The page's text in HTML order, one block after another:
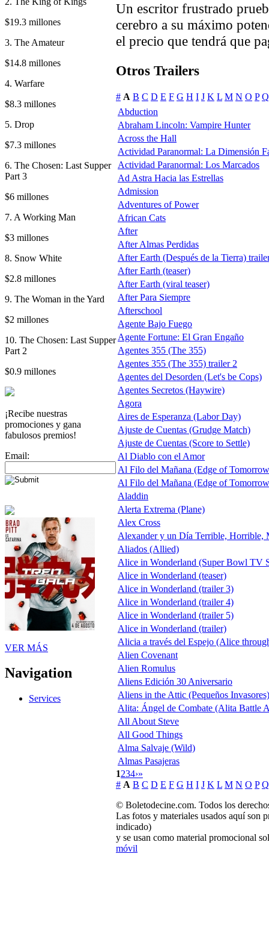
$19.3 millones
3. The Amateur
$14.8 millones
4. Warfare
$8.3 millones
5. Drop
$7.3 millones
6. The Chosen: Last Supper
Part 3
$6 millones
7. A Working Man
$3 millones
8. Snow White
$2.8 millones
9. The Woman in the Yard
$2 millones
10. The Chosen: Last Supper
Part 2
$0.9 millones
¡Recibe nuestras
promociones y gana
fabulosos premios!
Email:
VER MÁS
Navigation
Services
Un escritor frustrado
cerebro a su máximo
el precio que tendrá que
Otros Trailers
# A B C D E F G H I J K L M N O P Q
Abduction
Abraham Lincoln: Vampire Hunter
Across the Hall
Actividad Paranormal: La Dimensión
Actividad Paranormal: Los Marcados
Ad Astra Hacia las Estrellas
Admission
Adventures of Power
African Cats
After
After Almas Perdidas
After Earth (Después de la Tierra)
After Earth (teaser)
After Earth (viral teaser)
After Para Siempre
Afterschool
Agente Bajo Fuego
Agente Fortune: El Gran Engaño
Agentes 355 (The 355)
Agentes 355 (The 355) trailer 2
Agentes del Desorden (Let's be Cops)
Agentes Secretos (Haywire)
Agora
Aires de Esperanza (Labor Day)
Ajuste de Cuentas (Grudge Match)
Ajuste de Cuentas (Score to Settle)
Al Diablo con el Amor
Al Filo del Mañana (Edge of
Al Filo del Mañana (Edge of
Aladdin
Alerta Extrema (Plane)
Alex Cross
Alexander y un Día Terrible, Horrible,
Aliados (Allied)
Alice in Wonderland (Super Bowl TV
Alice in Wonderland (teaser)
Alice in Wonderland (trailer 3)
Alice in Wonderland (trailer 4)
Alice in Wonderland (trailer 5)
Alice in Wonderland (trailer)
Alicia a través del Espejo (Alice
Alien Covenant
Alien Romulus
Aliens Edición 30 Aniversario
Aliens in the Attic (Pequeños Invasores)
Alita: Ángel de Combate (Alita Battle
All About Steve
All Good Things
Alma Salvaje (Wild)
Almas Pasajeras
1234›»
# A B C D E F G H I J K L M N O P Q
© Boletodecine.com. Todos los
Las fotos y materiales usados aquí son
indicado)
y se usan como material promocional
móvil